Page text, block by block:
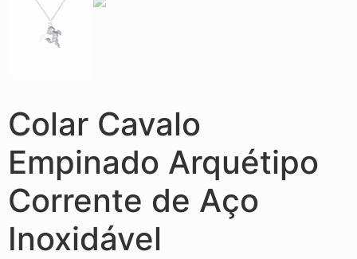
Colar Cavalo
Empinado Arquétipo
Corrente de Aço
Inoxidável